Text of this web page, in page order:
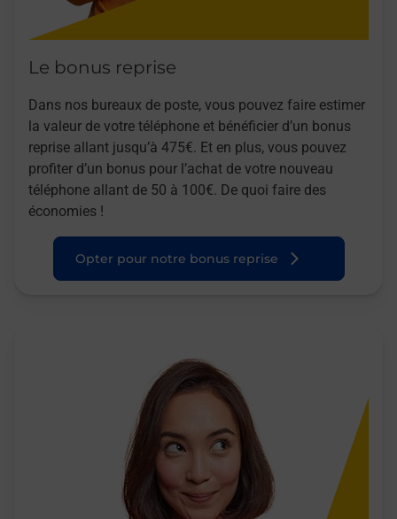
Le bonus reprise
Dans nos bureaux de poste, vous pouvez faire estimer
la valeur de votre téléphone et bénéficier d’un bonus
reprise allant jusqu’à 475€. Et en plus, vous pouvez
profiter d’un bonus pour l’achat de votre nouveau
téléphone allant de 50 à 100€. De quoi faire des
économies !
Opter pour notre bonus reprise